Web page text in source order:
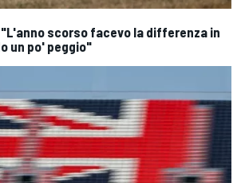
"L'anno scorso facevo la differenza in
un po' peggio"